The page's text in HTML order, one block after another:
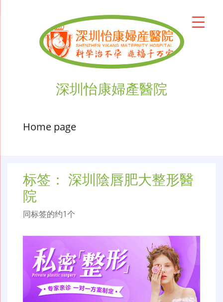
深圳怡康婦產醫院
Home page
标签： 深圳陰唇肥大整形醫
院
同标签的约1个